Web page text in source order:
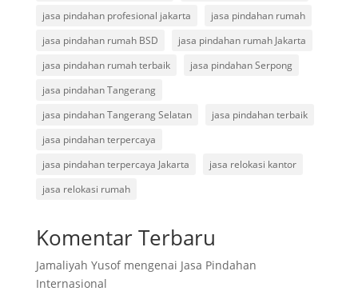
jasa pindahan profesional jakarta
jasa pindahan rumah
jasa pindahan rumah BSD
jasa pindahan rumah Jakarta
jasa pindahan rumah terbaik
jasa pindahan Serpong
jasa pindahan Tangerang
jasa pindahan Tangerang Selatan
jasa pindahan terbaik
jasa pindahan terpercaya
jasa pindahan terpercaya Jakarta
jasa relokasi kantor
jasa relokasi rumah
Komentar Terbaru
Jamaliyah Yusofmengenai Jasa Pindahan
Internasional